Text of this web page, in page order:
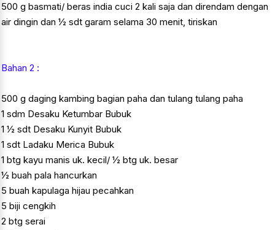
500 g basmati/ beras india cuci 2 kali saja dan direndam dengan
air dingin dan ½ sdt garam selama 30 menit, tiriskan
Bahan 2 :
500 g daging kambing bagian paha dan tulang tulang paha
1 sdm Desaku Ketumbar Bubuk
1 ½ sdt Desaku Kunyit Bubuk
1 sdt Ladaku Merica Bubuk
1 btg kayu manis uk. kecil/ ½ btg uk. besar
½ buah pala hancurkan
5 buah kapulaga hijau pecahkan
5 biji cengkih
2 btg serai